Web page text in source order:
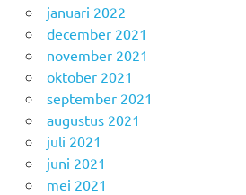
januari 2022
december 2021
november 2021
oktober 2021
september 2021
augustus 2021
juli 2021
juni 2021
mei 2021